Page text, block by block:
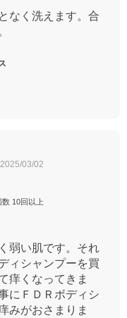
なく洗えます。合
2025/03/02
数 10回以上
弱い肌です。それ
ィシャンプーを買
痒くなってきま
にＦＤＲボディシ
みがおさまりま